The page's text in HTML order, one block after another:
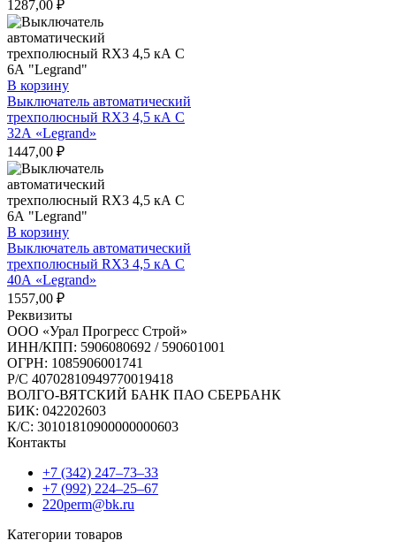
1287,00 ₽
В корзину
Выключатель автоматический
трехполюсный RX3 4,5 кА С
32А «Legrand»
1447,00 ₽
В корзину
Выключатель автоматический
трехполюсный RX3 4,5 кА С
40А «Legrand»
1557,00 ₽
Реквизиты
ООО «Урал Прогресс Строй»
ИНН/КПП: 5906080692 / 590601001
ОГРН: 1085906001741
Р/C 40702810949770019418
ВОЛГО-ВЯТСКИЙ БАНК ПАО СБЕРБАНК
БИК: 042202603
К/С: 30101810900000000603
Контакты
+7 (342) 247‒73‒33
+7 (992) 224‒25‒67
220perm@bk.ru
Категории товаров